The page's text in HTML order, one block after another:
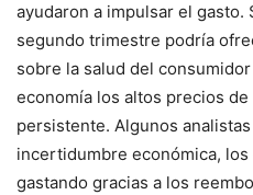
ayudaron a impulsar el gasto.
segundo trimestre podría
sobre la salud del
economía los altos precios
persistente. Algunos
incertidumbre económica,
gastando gracias a los